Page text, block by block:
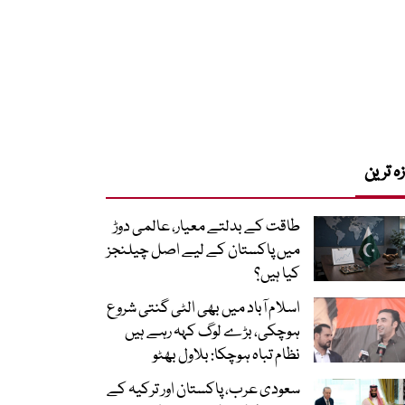
ترین
طاقت کے بدلتے معیار، عالمی دوڑ
میں پاکستان کے لیے اصل چیلنجز
کیا ہیں؟
اسلام آباد میں بھی الٹی گنتی شروع
ہوچکی، بڑے لوگ کہہ رہے ہیں
نظام تباہ ہوچکا: بلاول بھٹو
سعودی عرب، پاکستان اور ترکیہ کے